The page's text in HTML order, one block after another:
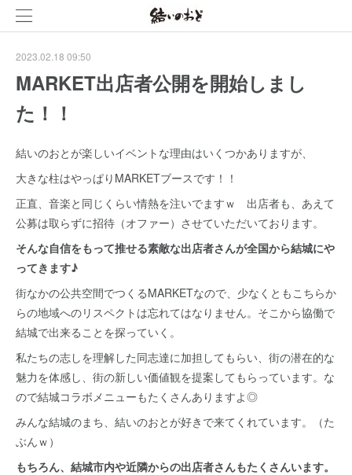
2023.02.18 09:50
MARKET出店者公開を開始しまし
た！！
結いのおとが楽しいイベントな理由はいくつかありますが、
大きな柱はやっぱりMARKETブースです！！
正直、音楽と同じくらい情熱を注いでますｗ 出店者も、あえて
公募は取らずに招待（オファー）させていただいております。
そんな自信をもって推せる素敵な出店者さんが全国から結城にや
ってきます♪
街なかの公共空間でつくるMARKETなので、少なくともこちらか
らの地域へのリスペクトは忘れてはなりません。そこから協働で
結城で出来ることを探っていく。
私たちの志しを理解した同志達に加担してもらい、街の潜在的な
魅力を体感し、街の新しい価値観を提案してもらっています。な
ので結城コラボメニューもたくさんありますよ◎
みんな結城のまち、結いのおとが好きで来てくれています。（た
ぶんｗ）
もちろん、結城市内や近隣からの出店者さんもたくさんいます。